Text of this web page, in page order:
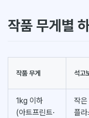
작품 무게별
작품 무게 석고
1kg 이하
(아트프린트·
작
플라